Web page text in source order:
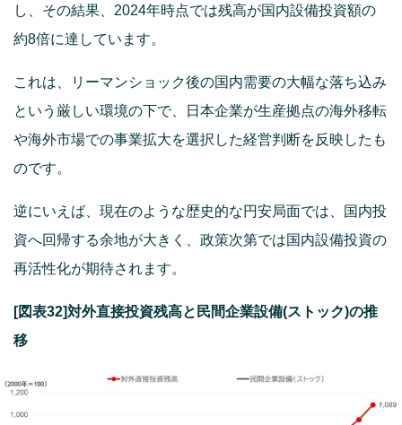
し、その結果、2024年時点では残高が国内設備投資額の
約8倍に達しています。
これは、リーマンショック後の国内需要の大幅な落ち込み
という厳しい環境の下で、日本企業が生産拠点の海外移転
や海外市場での事業拡大を選択した経営判断を反映したも
のです。
逆にいえば、現在のような歴史的な円安局面では、国内投
資へ回帰する余地が大きく、政策次第では国内設備投資の
再活性化が期待されます。
[図表32]対外直接投資残高と民間企業設備(ストック)の推
移